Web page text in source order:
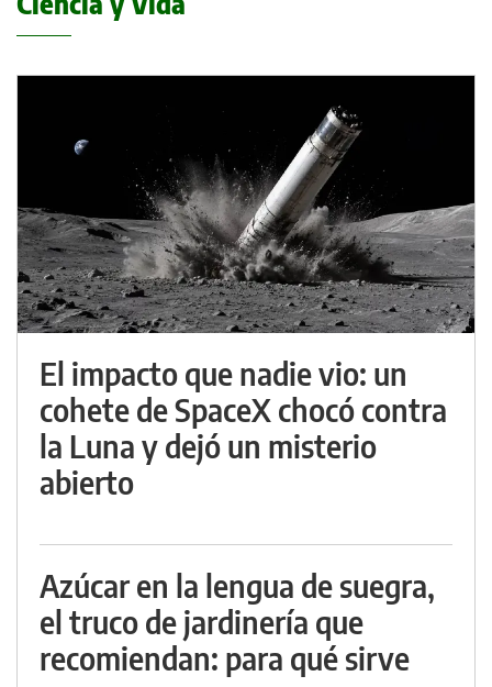
El impacto que nadie vio: un
cohete de SpaceX chocó contra
la Luna y dejó un misterio
abierto
Azúcar en la lengua de suegra,
el truco de jardinería que
recomiendan: para qué sirve